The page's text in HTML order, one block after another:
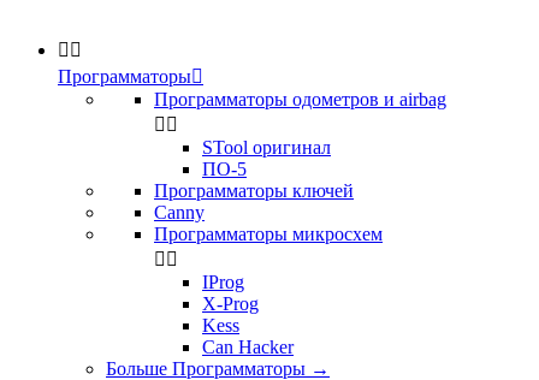
 
Программаторы
Программаторы одометров и airbag
 
STool оригинал
ПО-5
Программаторы ключей
Canny
Программаторы микросхем
 
IProg
X-Prog
Kess
Can Hacker
Больше Программаторы →